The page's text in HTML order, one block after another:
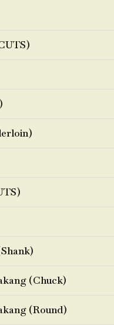
(Chuck)
(Round)